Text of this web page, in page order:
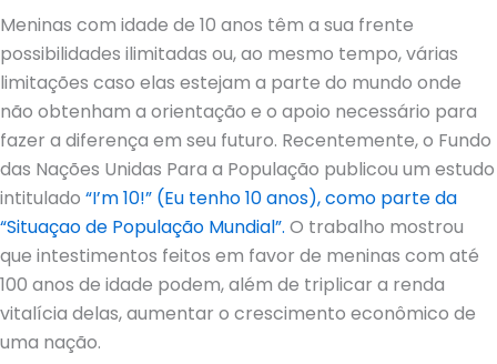
Meninas com idade de 10 anos têm a sua frente
possibilidades ilimitadas ou, ao mesmo tempo, várias
limitações caso elas estejam a parte do mundo onde
não obtenham a orientação e o apoio necessário para
fazer a diferença em seu futuro. Recentemente, o Fundo
das Nações Unidas Para a População publicou um estudo
intitulado “I’m 10!” (Eu tenho 10 anos), como parte da
“Situaçao de População Mundial”. O trabalho mostrou
que intestimentos feitos em favor de meninas com até
100 anos de idade podem, além de triplicar a renda
vitalícia delas, aumentar o crescimento econômico de
uma nação.